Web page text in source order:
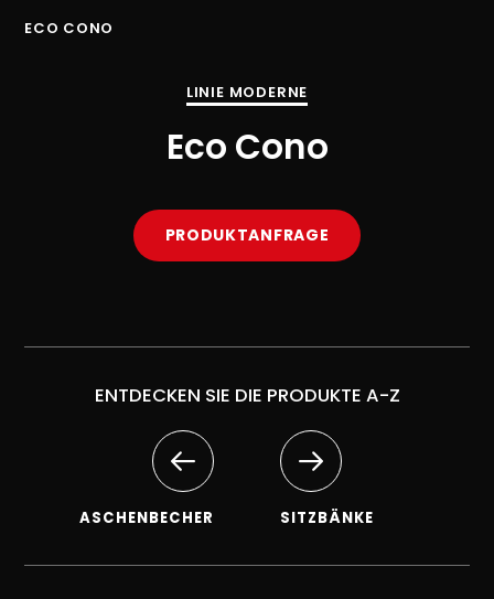
ECO CONO
LINIE MODERNE
Eco Cono
PRODUKTANFRAGE
ENTDECKEN SIE DIE PRODUKTE A-Z
ASCHENBECHER SITZBÄNKE